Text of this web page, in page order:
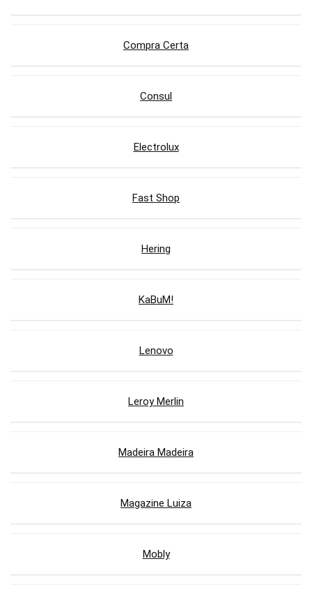
Compra Certa
Consul
Electrolux
Fast Shop
Hering
KaBuM!
Lenovo
Leroy Merlin
Madeira Madeira
Magazine Luiza
Mobly